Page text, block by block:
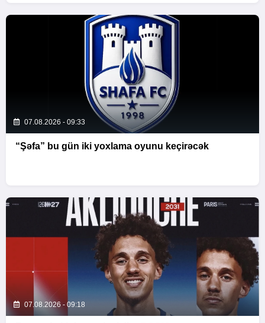
07.08.2026 - 09:33
“Şəfa” bu gün iki yoxlama oyunu keçirəcək
07.08.2026 - 09:18